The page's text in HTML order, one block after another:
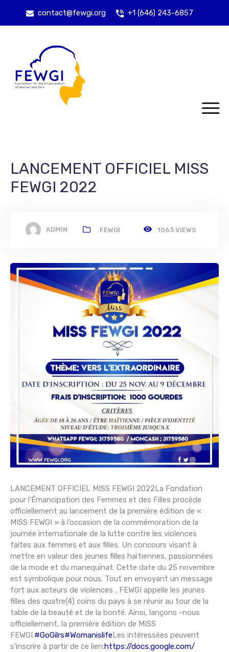
contact@fewgi.org +1 (646) 243-6857
LANCEMENT OFFICIEL MISS
FEWGI 2022
ADMIN FEWGI 1063 VIEWS
LANCEMENT OFFICIEL MISS FEWGI 2022La Fondation
pour l’Émancipation des Femmes et des Filles procède
officiellement au lancement de la première édition de «
MISS FEWGI » à l’occasion de la commémoration de la
journée internationale de la lutte contre les violences
faites aux femmes et aux filles. Un concours visant à
mettre en valeur des jeunes filles haïtiennes, passionnées
de la mode et du manequinat. Cette date du 25 novembre
est symbolique pour nous. Tout en envoyant un message
fort aux acteurs de violences , FEWGI appelle les jeunes
filles des quatre(4) coins du pays à se réunir au tour de la
table de la beauté et de la bonté. Ainsi, lançons -nous
officiellement, la première édition de MISS
FEWGI.#GoGilrs#WomanislifeLes intéressées peuvent
s’inscrire à partir de ce lien:https://docs.google.com/